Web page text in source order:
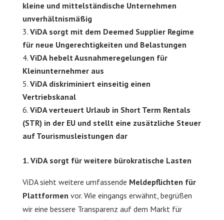
kleine und mittelständische Unternehmen
unverhältnismäßig
ViDA sorgt mit dem Deemed Supplier Regime
für neue Ungerechtigkeiten und Belastungen
ViDA hebelt Ausnahmeregelungen für
Kleinunternehmer aus
ViDA diskriminiert einseitig einen
Vertriebskanal
ViDA verteuert Urlaub in Short Term Rentals
(STR) in der EU und stellt eine zusätzliche Steuer
auf Tourismusleistungen dar
1. ViDA sorgt für weitere bürokratische Lasten
ViDA sieht weitere umfassende Meldepflichten für
Plattformen vor. Wie eingangs erwähnt, begrüßen
wir eine bessere Transparenz auf dem Markt für